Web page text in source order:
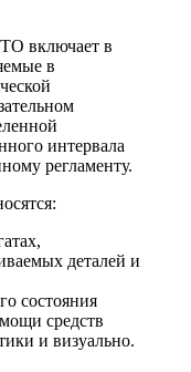
включает в
в
интервала
регламенту.
деталей и
состояния
средств
и визуально.